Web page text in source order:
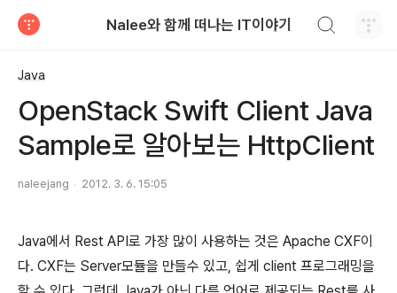
Nalee와 함께 떠나는 IT이야기
Java
OpenStack Swift Client Java
Sample로 알아보는 HttpClient
naleejang 2012. 3. 6. 15:05
Java에서 Rest API로 가장 많이 사용하는 것은 Apache CXF이
다. CXF는 Server모듈을 만들수 있고, 쉽게 client 프로그래밍을